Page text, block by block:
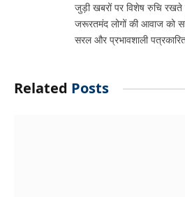
जुड़ी खबरों पर विशेष रुचि
जरूरतमंद लोगों की आवाज को
सरल और प्रभावशाली
Related Posts